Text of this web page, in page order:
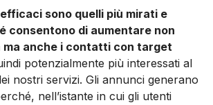
sono quelli più mirati e
consentono di aumentare non
ma anche i contatti con target
potenzialmente più inte­ressati al
no­stri servizi. Gli annunci genera­no
nell’i­stante in cui gli utenti